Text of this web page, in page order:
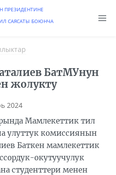
ПРЕЗИДЕНТИНЕ
САЯСАТЫ БОЮНЧА
БатМУнун
жолукту
2024
Мамлекеттик тил
улуттук комиссиянын
Баткен мамлекеттик
окутуучулук
студенттери менен